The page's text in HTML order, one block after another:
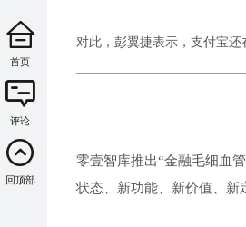
对此，彭翼捷表示，支付宝还
零壹智库推出“金融毛细血
状态、新功能、新价值、新
首页
评论
回顶部